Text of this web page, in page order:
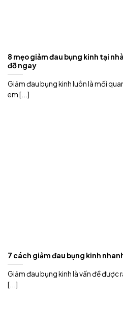
8 mẹo giảm đau bụng kinh tại
đỡ ngay
Giảm đau bụng kinh luôn là mối
em [...]
7 cách giảm đau bụng kinh
Giảm đau bụng kinh là vấn đề được
[...]